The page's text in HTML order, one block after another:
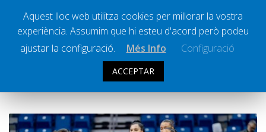
Societat
Ràdio Calella Televisió
Aquest lloc web utilitza cookies per millorar la vostra
experiència. Assumim que hi esteu d'acord però podeu
ajustar la configuració.
Més Info Configuració
ACCEPTAR